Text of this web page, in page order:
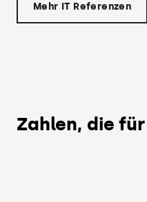
Mehr IT Referenzen
Zahlen, die